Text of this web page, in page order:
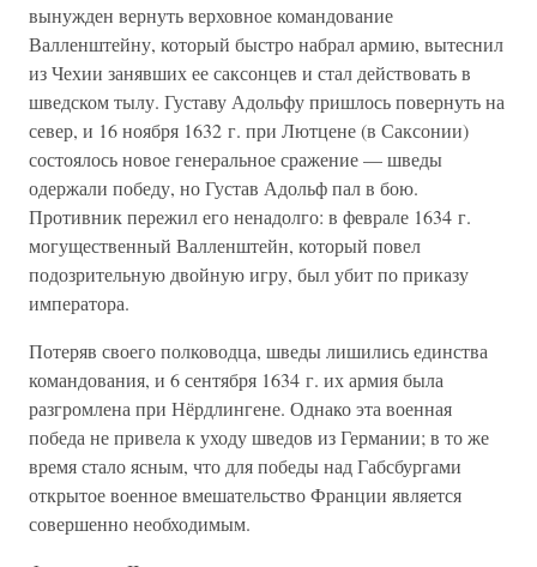
вынужден вернуть верховное командование
Валленштейну, который быстро набрал армию, вытеснил
из Чехии занявших ее саксонцев и стал действовать в
шведском тылу. Густаву Адольфу пришлось повернуть на
север, и 16 ноября 1632 г. при Лютцене (в Саксонии)
состоялось новое генеральное сражение — шведы
одержали победу, но Густав Адольф пал в бою.
Противник пережил его ненадолго: в феврале 1634 г.
могущественный Валленштейн, который повел
подозрительную двойную игру, был убит по приказу
императора.
Потеряв своего полководца, шведы лишились единства
командования, и 6 сентября 1634 г. их армия была
разгромлена при Нёрдлингене. Однако эта военная
победа не привела к уходу шведов из Германии; в то же
время стало ясным, что для победы над Габсбургами
открытое военное вмешательство Франции является
совершенно необходимым.